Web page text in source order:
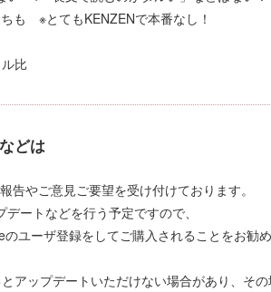
も ※とてもKENZENで本番なし！
比
どは
告やご意見ご要望を受け付けております。
ートなどを行う予定ですので、
ユーザ登録をしてご購入されることをお勧
アップデートいただけない場合があり、そ